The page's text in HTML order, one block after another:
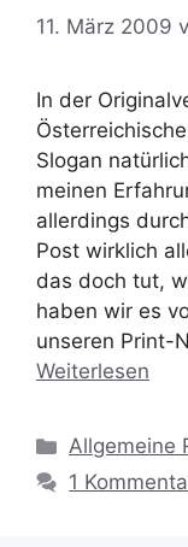
11. März 2009
In der
Slogan
meinen
allerdings
Post wirklich
das doch tut,
haben wir es
unseren Print-
Weiterlesen
Kategorien
Allgemeine
1